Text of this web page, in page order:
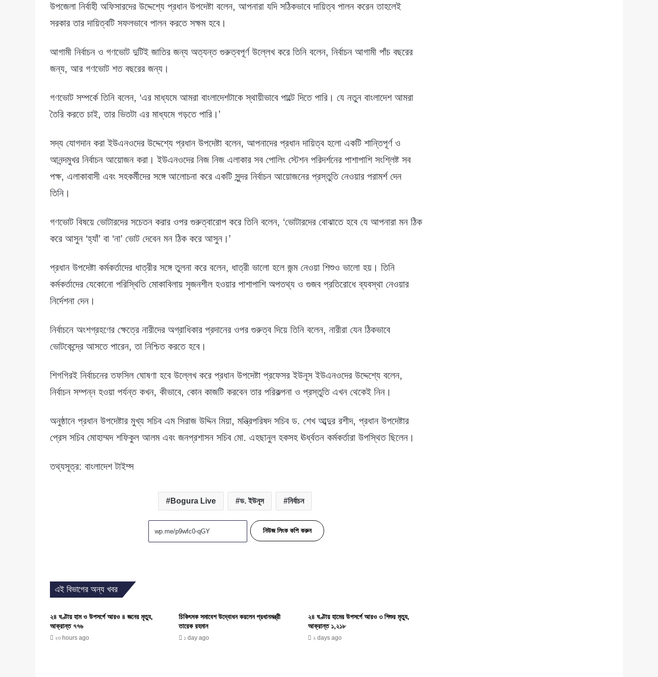
উপজেলা নির্বাহী অফিসারদের উদ্দেশ্যে প্রধান উপদেষ্টা বলেন, আপনারা যদি সঠিকভাবে দায়িত্ব পালন করেন তাহলেই
সরকার তার দায়িত্বটি সফলভাবে পালন করতে সক্ষম হবে।
আগামী নির্বাচন ও গণভোট দুটিই জাতির জন্য অত্যন্ত গুরুত্বপূর্ণ উল্লেখ করে তিনি বলেন, নির্বাচন আগামী পাঁচ বছরের
জন্য, আর গণভোট শত বছরের জন্য।
গণভোট সম্পর্কে তিনি বলেন, ‘এর মাধ্যমে আমরা বাংলাদেশটাকে স্থায়ীভাবে পাল্টে দিতে পারি। যে নতুন বাংলাদেশ আমরা
তৈরি করতে চাই, তার ভিতটা এর মাধ্যমে গড়তে পারি।’
সদ্য যোগদান করা ইউএনওদের উদ্দেশ্যে প্রধান উপদেষ্টা বলেন, আপনাদের প্রধান দায়িত্ব হলো একটি শান্তিপূর্ণ ও
আনন্দমুখর নির্বাচন আয়োজন করা। ইউএনওদের নিজ নিজ এলাকার সব পোলিং স্টেশন পরিদর্শনের পাশাপাশি সংশ্লিষ্ট সব
পক্ষ, এলাকাবাসী এবং সহকর্মীদের সঙ্গে আলোচনা করে একটি সুন্দর নির্বাচন আয়োজনের প্রস্তুতি নেওয়ার পরামর্শ দেন
তিনি।
গণভোট বিষয়ে ভোটারদের সচেতন করার ওপর গুরুত্বারোপ করে তিনি বলেন, ‘ভোটারদের বোঝাতে হবে যে আপনারা মন ঠিক
করে আসুন ‘হ্যাঁ’ বা ‘না’ ভোট দেবেন মন ঠিক করে আসুন।’
প্রধান উপদেষ্টা কর্মকর্তাদের ধাত্রীর সঙ্গে তুলনা করে বলেন, ধাত্রী ভালো হলে জন্ম নেওয়া শিশুও ভালো হয়। তিনি
কর্মকর্তাদের যেকোনো পরিস্থিতি মোকাবিলায় সৃজনশীল হওয়ার পাশাপাশি অপতথ্য ও গুজব প্রতিরোধে ব্যবস্থা নেওয়ার
নির্দেশনা দেন।
নির্বাচনে অংশগ্রহণের ক্ষেত্রে নারীদের অগ্রাধিকার প্রদানের ওপর গুরুত্ব দিয়ে তিনি বলেন, নারীরা যেন ঠিকভাবে
ভোটকেন্দ্রে আসতে পারেন, তা নিশ্চিত করতে হবে।
শিগগিরই নির্বাচনের তফসিল ঘোষণা হবে উল্লেখ করে প্রধান উপদেষ্টা প্রফেসর ইউনূস ইউএনওদের উদ্দেশ্যে বলেন,
নির্বাচন সম্পন্ন হওয়া পর্যন্ত কখন, কীভাবে, কোন কাজটি করবেন তার পরিকল্পনা ও প্রস্তুতি এখন থেকেই নিন।
অনুষ্ঠানে প্রধান উপদেষ্টার মুখ্য সচিব এম সিরাজ উদ্দিন মিয়া, মন্ত্রিপরিষদ সচিব ড. শেখ আব্দুর রশীদ, প্রধান উপদেষ্টার
প্রেস সচিব মোহাম্মদ শফিকুল আলম এবং জনপ্রশাসন সচিব মো. এহছানুল হকসহ ঊর্ধ্বতন কর্মকর্তারা উপস্থিত ছিলেন।
তথ্যসূত্র: বাংলাদেশ টাইম্স
Bogura Live ড. ইউনূস নির্বাচন
নিউজ লিংক কপি করুন
এই বিভাগের অন্য খবর
২৪ ঘণ্টায় হাম ও উপসর্গে আরও ৪ জনের মৃত্যু,
আক্রান্ত ৭৭৬
২৩ hours ago
চিকিৎসক সমাবেশ উদ্বোধন করলেন প্রধানমন্ত্রী
তারেক রহমান
১ day ago
২৪ ঘণ্টায় হামের উপসর্গে আরও ৩ শিশুর মৃত্যু,
আক্রান্ত ১,২১৮
২ days ago